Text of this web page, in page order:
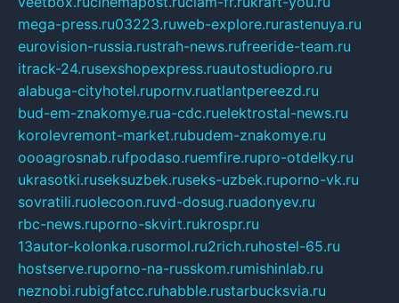
mega-press.ru03223.ruweb-explore.rurastenuya.ru
eurovision-russia.rustrah-news.rufreeride-team.ru
itrack-24.rusexshopexpress.ruautostudiopro.ru
alabuga-cityhotel.rupornv.ruatlantpereezd.ru
bud-em-znakomye.rua-cdc.ruelektrostal-news.ru
korolevremont-market.rubudem-znakomye.ru
oooagrosnab.rufpodaso.ruemfire.rupro-otdelky.ru
ukrasotki.ruseksuzbek.ruseks-uzbek.ruporno-vk.ru
sovratili.ruolecoon.ruvd-dosug.ruadonyev.ru
rbc-news.ruporno-skvirt.rukrospr.ru
13autor-kolonka.rusormol.ru2rich.ruhostel-65.ru
hostserve.ruporno-na-russkom.rumishinlab.ru
neznobi.rubigfatcc.ruhabble.rustarbucksvia.ru